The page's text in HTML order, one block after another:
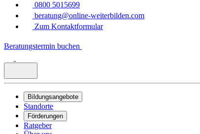
0800 5015699
beratung@online-weiterbilden.com
Zum Kontaktformular
Beratungstermin buchen
Bildungsangebote
Standorte
Förderungen
Ratgeber